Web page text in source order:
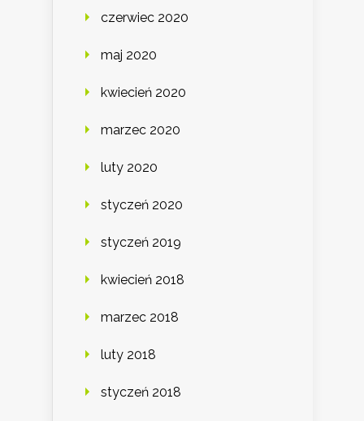
czerwiec 2020
maj 2020
kwiecień 2020
marzec 2020
luty 2020
styczeń 2020
styczeń 2019
kwiecień 2018
marzec 2018
luty 2018
styczeń 2018